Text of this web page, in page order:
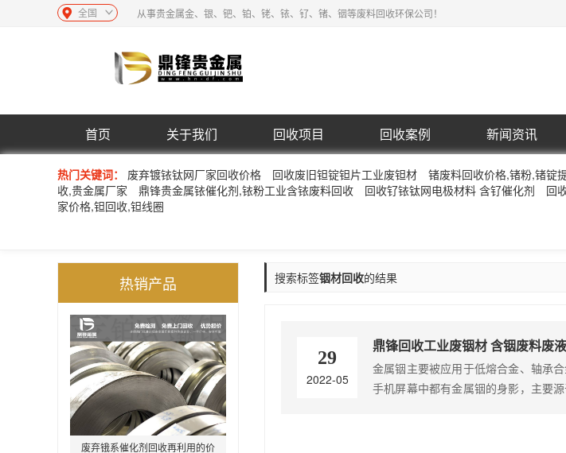
从事贵金属金、银、钯、铂、铑、铱、钌、锗、铟等废料回收环保公司！
全国
首页 关于我们 回收项目 回收案例 新闻资讯
热门关键词： 废弃镀铱钛网厂家回收价格 回收废旧钽锭钽片工业废钽材 锗废料回收价格,锗粉,锗锭
收,贵金属厂家
鼎锋贵金属铱催化剂,铱粉工业含铱废料回收 回收钌铱钛网电极材料 含钌催化剂 回
家价格,钽回收,钽线圈
热销产品
废弃锇系催化剂回收再利用的价
搜索标签铟材回收的结果
29
2022-05
鼎锋回收工业废铟材 含铟废料废液
金属铟主要被应用于低熔合金、轴承
手机屏幕中都有金属铟的身影，主要